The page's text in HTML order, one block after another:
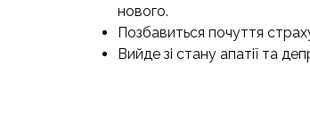
нового.
Позбавиться почуття
Вийде зі стану апатії та